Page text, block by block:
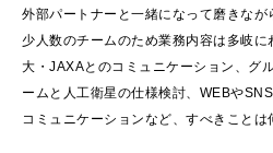
外部パートナーと一緒になって磨きなが
少人数のチームのため業務内容は多岐
大・JAXAとのコミュニケーション、グ
ームと人工衛星の仕様検討、WEBや
コミュニケーションなど、すべきことは